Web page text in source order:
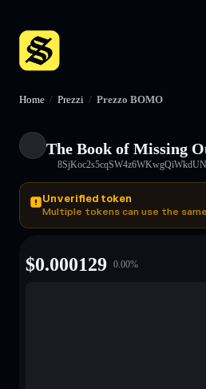
Home / Prezzi / Prezzo BOMO
The Book of Missing
Unverified token
Multiple tokens can use the
$0.000129 0.00%